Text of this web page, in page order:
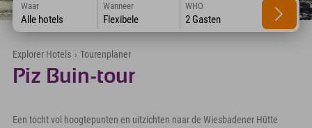
Waar
Alle hotels
Wanneer
Flexibele
WHO
2 Gasten
Explorer Hotels › Tourenplaner
Piz Buin-tour
Een tocht vol hoogtepunten en uitzichten naar de Wiesbadener Hütte